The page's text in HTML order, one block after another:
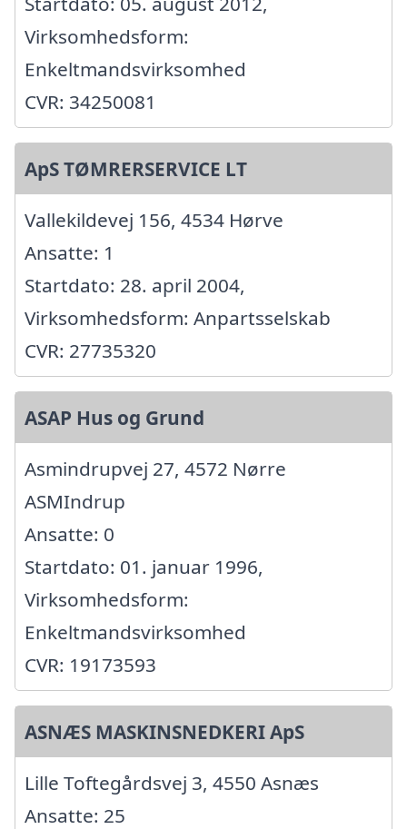
Virksomhedsform:
Enkeltmandsvirksomhed
CVR: 34250081
ApS TØMRERSERVICE LT
Vallekildevej 156, 4534 Hørve
Ansatte: 1
Startdato: 28. april 2004,
Virksomhedsform: Anpartsselskab
CVR: 27735320
ASAP Hus og Grund
Asmindrupvej 27, 4572 Nørre
ASMIndrup
Ansatte: 0
Startdato: 01. januar 1996,
Virksomhedsform:
Enkeltmandsvirksomhed
CVR: 19173593
ASNÆS MASKINSNEDKERI ApS
Lille Toftegårdsvej 3, 4550 Asnæs
Ansatte: 25